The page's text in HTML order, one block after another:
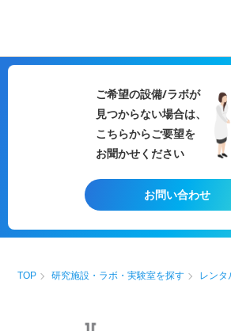
ご希望の設備/ラボが
見つからない場合は、
こちらからご要望を
お聞かせください
お問い合わせ
TOP 研究施設・ラボ・実験室を探す レンタ